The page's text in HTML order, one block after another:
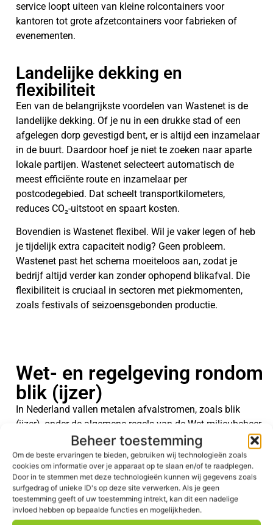
Beheer toestemming
Om de beste ervaringen te bieden, gebruiken wij technologieën zoals
cookies om informatie over je apparaat op te slaan en/of te raadplegen.
Door in te stemmen met deze technologieën kunnen wij gegevens zoals
surfgedrag of unieke ID's op deze site verwerken. Als je geen
toestemming geeft of uw toestemming intrekt, kan dit een nadelige
invloed hebben op bepaalde functies en mogelijkheden.
service loopt uiteen van kleine rolcontainers voor
kantoren tot grote afzetcontainers voor fabrieken of
evenementen.
Landelijke dekking en
flexibiliteit
Een van de belangrijkste voordelen van Wastenet is de
landelijke dekking. Of je nu in een drukke stad of een
afgelegen dorp gevestigd bent, er is altijd een inzamelaar
in de buurt. Daardoor hoef je niet te zoeken naar aparte
lokale partijen. Wastenet selecteert automatisch de
meest efficiënte route en inzamelaar per
postcodegebied. Dat scheelt transportkilometers,
reduces CO₂-uitstoot en spaart kosten.
Bovendien is Wastenet flexibel. Wil je vaker legen of heb
je tijdelijk extra capaciteit nodig? Geen probleem.
Wastenet past het schema moeiteloos aan, zodat je
bedrijf altijd verder kan zonder ophopend blikafval. Die
flexibiliteit is cruciaal in sectoren met piekmomenten,
zoals festivals of seizoensgebonden productie.
Wet- en regelgeving rondom
blik (ijzer)
In Nederland vallen metalen afvalstromen, zoals blik
(ijzer), onder de algemene regels van de Wet milieubeheer.
Deze wet verplicht bedrijven om hun afval op een
milieuhygiënisch verantwoorde manier te verwerken.
Afhankelijk van de inhoud van het blik (bijvoorbeeld
oplosmiddelen of verf) kunnen er aanvullende eisen
gelden. Soms valt sterk vervuild blik onder de noemer
‘gevaarlijk afval’. In dat geval moet je voldoen aan strikte